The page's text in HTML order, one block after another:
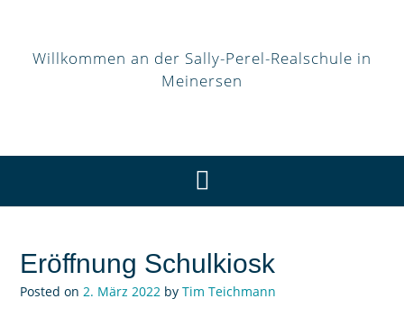
Willkommen an der Sally-Perel-Realschule in
Meinersen
Eröffnung Schulkiosk
Posted on 2. März 2022 by Tim Teichmann